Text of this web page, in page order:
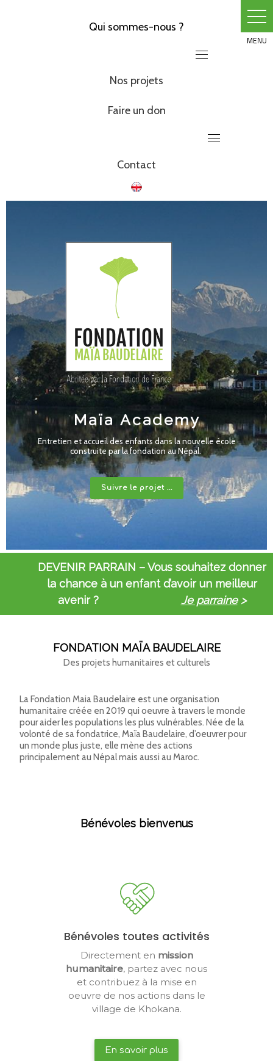
Qui sommes-nous ?
Nos projets
Faire un don
Contact
Maïa Academy
Entretien et accueil des enfants dans la nouvelle école
construite par la fondation au Népal.
Suivre le projet ...
DEVENIR PARRAIN – Vous souhaitez donner
la chance à un enfant d’avoir un meilleur
avenir ?
Je parraine>
FONDATION MAÏA BAUDELAIRE
Des projets humanitaires et culturels
La Fondation Maia Baudelaire est une organisation
humanitaire créée en 2019 qui oeuvre à travers le monde
pour aider les populations les plus vulnérables. Née de la
volonté de sa fondatrice, Maïa Baudelaire, d’oeuvrer pour
un monde plus juste, elle mène des actions
principalement au Népal mais aussi au Maroc.
Bénévoles bienvenus
Bénévoles toutes activités
Directement en mission
humanitaire, partez avec nous
et contribuez à la mise en
oeuvre de nos actions dans le
village de Khokana.
En savoir plus